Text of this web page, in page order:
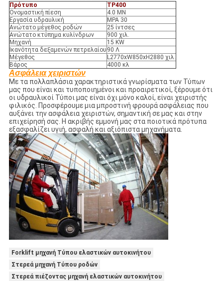
Πρότυπο
TP400
Ονομαστική πίεση
4.0 ΜΝ
Εργασία υδραυλική
MPA 30
Ανώτατο μέγεθος ροδών
25 ίντσες
Ανώτατο κτύπημα κυλίνδρων
900 χιλ.
Μηχανή
15 KW
Ικανότητα δεξαμενών πετρελαίου 90 Λ
Μέγεθος
L2770xW850xH2880 χιλ.
Βάρος
4000 κλ
Ασφάλεια χειριστών
Με τα πολλαπλάσια χαρακτηριστικά γνωρίσματα των Τύπων
μας που είναι και τυποποιημένοι και προαιρετικοί, ξέρουμε ότι
οι υδραυλικοί Τύποι μας είναι όχι μόνο καλοί, είναι χειριστής
φιλικός. Προσφέρουμε μια μπροστινή φρουρά ασφάλειας που
αυξάνει την ασφάλεια χειριστών, σημαντική σε μας και στην
επιχείρησή σας. Η ακριβής εμμονή μας στα ποιοτικά πρότυπα
εξασφαλίζει υγιή, ασφαλή και αξιόπιστα μηχανήματα.
Forklift μηχανή Τύπου ελαστικών αυτοκινήτου
Στερεά μηχανή Τύπου ροδών
Στερεά πιέζοντας μηχανή ελαστικών αυτοκινήτου